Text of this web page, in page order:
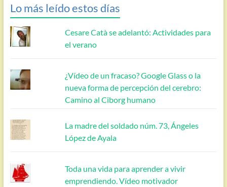
Lo más leído estos días
Cesare Catà se adelantó: Actividades para
el verano
¿Vídeo de un fracaso? Google Glass o la
nueva forma de percepción del cerebro:
Camino al Ciborg humano
La madre del soldado núm. 73, Ángeles
López de Ayala
Toda una vida para aprender a vivir
emprendiendo. Vídeo motivador